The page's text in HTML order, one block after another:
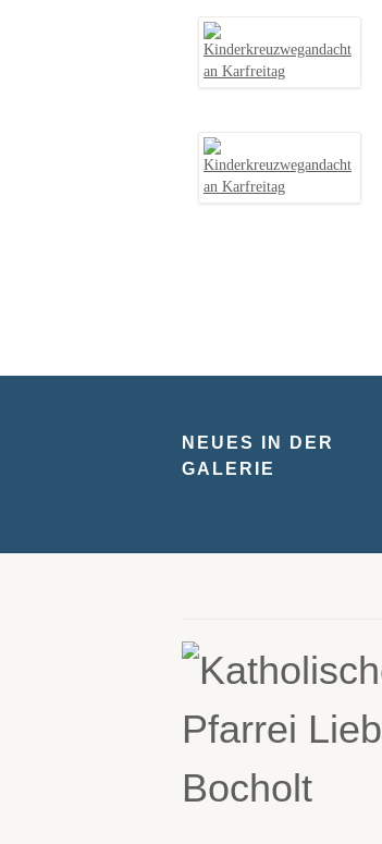
NEUES IN DER
GALERIE